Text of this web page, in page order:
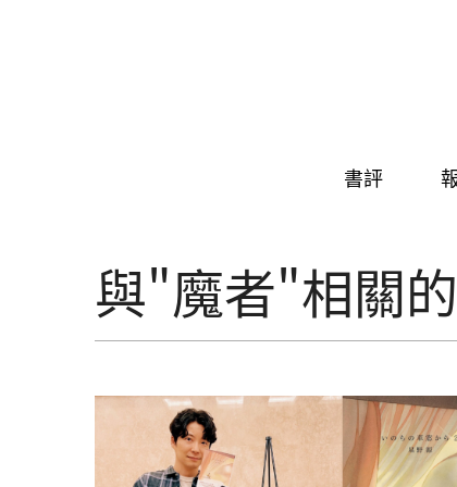
書評
與"魔者"相關